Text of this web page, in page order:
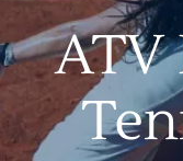
ATV